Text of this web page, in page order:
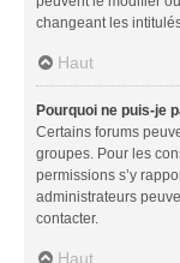
changeant les
Haut
Pourquoi ne puis-je
Certains forums
groupes. Pour les
permissions s’y
administrateurs
contacter.
Haut